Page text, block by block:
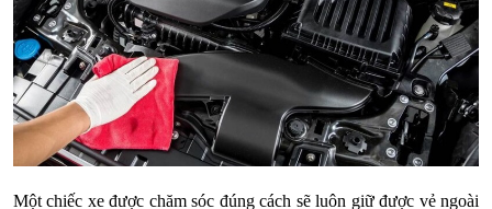
Một chiếc xe được chăm sóc đúng cách sẽ luôn giữ được vẻ ngoài